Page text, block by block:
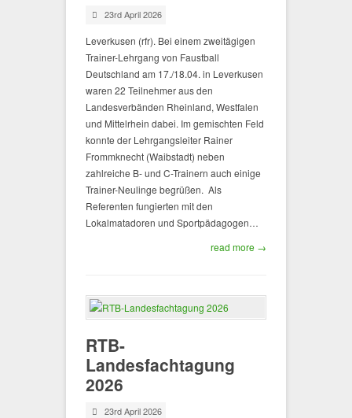
23rd April 2026
Leverkusen (rfr). Bei einem zweitägigen
Trainer-Lehrgang von Faustball
Deutschland am 17./18.04. in Leverkusen
waren 22 Teilnehmer aus den
Landesverbänden Rheinland, Westfalen
und Mittelrhein dabei. Im gemischten Feld
konnte der Lehrgangsleiter Rainer
Frommknecht (Waibstadt) neben
zahlreiche B- und C-Trainern auch einige
Trainer-Neulinge begrüßen. Als
Referenten fungierten mit den
Lokalmatadoren und Sportpädagogen…
read more →
RTB-
Landesfachtagung
2026
23rd April 2026